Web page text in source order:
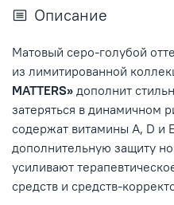
Описание
Матовый серо-голубой
из лимитированной
MATTERS» дополнит
затеряться в динамичном
содержат витамины A, D и
дополнительную защиту
усиливают
средств и средств-